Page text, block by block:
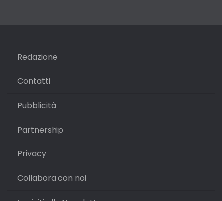
Redazione
Contatti
Pubblicità
Partnership
Privacy
Collabora con noi